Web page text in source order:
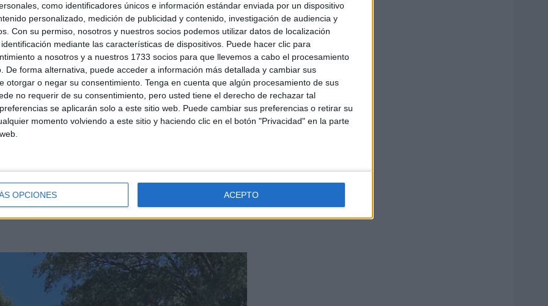
como identificadores únicos e información estándar enviada por un dispositivo
personalizado, medición de publicidad y contenido, investigación de audiencia y
Con su permiso, nosotros y nuestros socios podemos utilizar datos de localización
mediante las características de dispositivos. Puede hacer clic para
a nosotros y a nuestros 1733 socios para que llevemos a cabo el procesamiento
De forma alternativa, puede acceder a información más detallada y cambiar sus
otorgar o negar su consentimiento. Tenga en cuenta que algún procesamiento de sus
no requerir de su consentimiento, pero usted tiene el derecho de rechazar tal
se aplicarán solo a este sitio web. Puede cambiar sus preferencias o retirar su
momento volviendo a este sitio y haciendo clic en el botón "Privacidad" en la parte
OPCIONES ACEPTO
comenzaron a avisar a gritos a los soldados que se
elvehículo se precipitaba cuesta abajo y en
contra una garita.
golpeándola y arrastrándola, ocasionándole daños
contra la garita de entrada al Polvorín.
de distinta gravedad por esa cadena de